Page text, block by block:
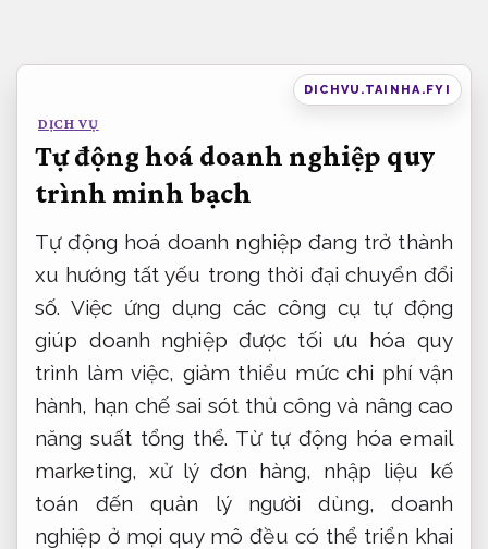
dung
DICHVU.TAINHA.FYI
DỊCH VỤ
Tự động hoá doanh nghiệp quy
trình minh bạch
Tự động hoá doanh nghiệp đang trở thành
xu hướng tất yếu trong thời đại chuyển đổi
số. Việc ứng dụng các công cụ tự động
giúp doanh nghiệp được tối ưu hóa quy
trình làm việc, giảm thiểu mức chi phí vận
hành, hạn chế sai sót thủ công và nâng cao
năng suất tổng thể. Từ tự động hóa email
marketing, xử lý đơn hàng, nhập liệu kế
toán đến quản lý người dùng, doanh
nghiệp ở mọi quy mô đều có thể triển khai